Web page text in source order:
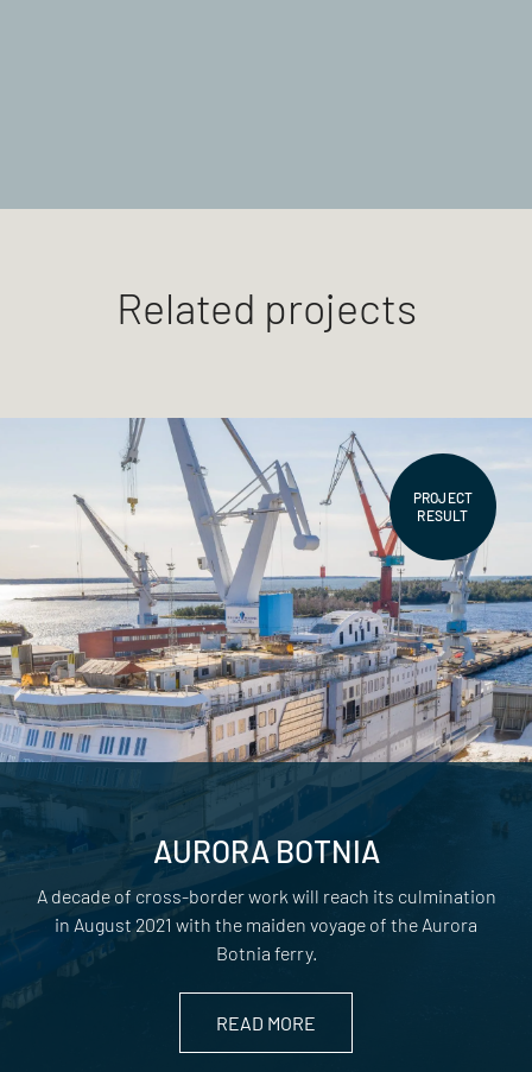
Related projects
PROJECT
RESULT
AURORA BOTNIA
A decade of cross-border work will reach its culmination
in August 2021 with the maiden voyage of the Aurora
Botnia ferry.
READ MORE